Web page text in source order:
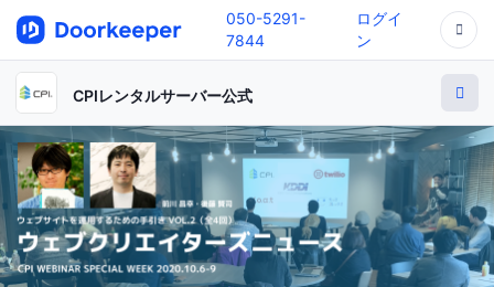
050-5291-
7844
ログイ
ン
CPIレンタルサーバー公式